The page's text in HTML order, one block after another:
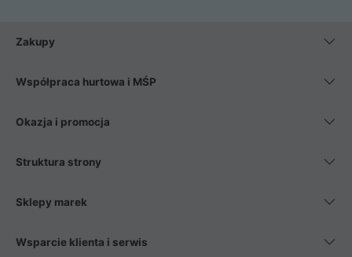
wentylatory. Na koniec mając już to wszystko, możesz
Zakupy
Współpraca hurtowa i MŚP
Okazja i promocja
Struktura strony
Sklepy marek
Wsparcie klienta i serwis